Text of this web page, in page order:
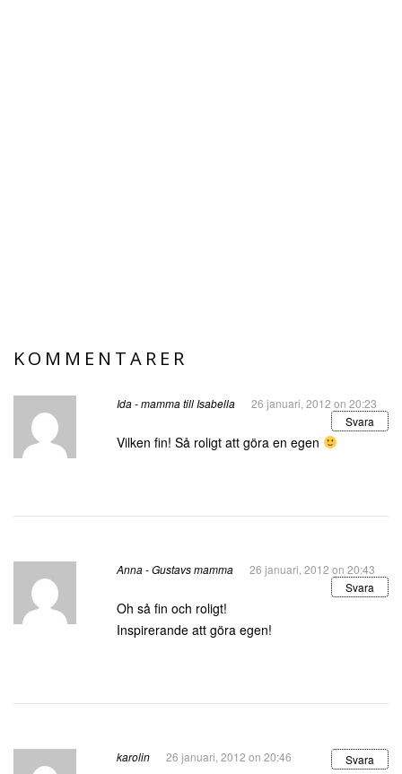
KOMMENTARER
Ida - mamma till Isabella
26 januari, 2012 on 20:23
Svara
Vilken fin! Så roligt att göra en egen
Anna - Gustavs mamma
26 januari, 2012 on 20:43
Svara
Oh så fin och roligt!
Inspirerande att göra egen!
karolin 26 januari, 2012 on 20:46 Svara